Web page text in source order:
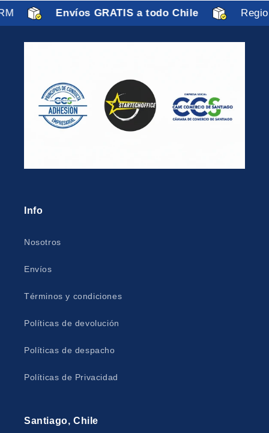
Envíos GRATIS a todo Chile
Info
Nosotros
Envíos
Términos y condiciones
Políticas de devolución
Políticas de despacho
Políticas de Privacidad
Santiago, Chile